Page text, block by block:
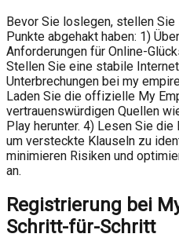
Bevor Sie loslegen, stellen
Punkte abgehakt haben: 1)
Anforderungen für Online-
Stellen Sie eine stabile
Unterbrechungen bei my
Laden Sie die offizielle My
vertrauenswürdigen Quellen
Play herunter. 4) Lesen Sie
um versteckte Klauseln zu
minimieren Risiken und
an.
Registrierung bei
Schritt-für-Schritt